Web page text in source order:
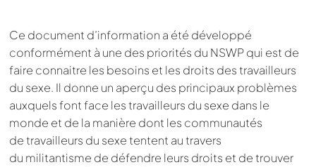
Ce document d’information a été développé
conformément à une des priorités du NSWP qui est de
faire connaitre les besoins et les droits des travailleurs
du sexe. Il donne un aperçu des principaux problèmes
auxquels font face les travailleurs du sexe dans le
monde et de la manière dont les communautés
de travailleurs du sexe tentent au travers
du militantisme de défendre leurs droits et de trouver